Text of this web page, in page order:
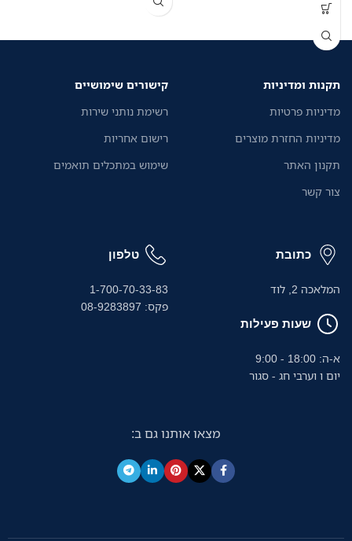
תקנות ומדיניות
מדיניות פרטיות
מדיניות החזרת מוצרים
תקנון האתר
צור קשר
קישורים שימושיים
רשימת נותני שירות
רישום אחריות
שימוש במתכלים תואמים
כתובת
המלאכה 2, לוד
שעות פעילות
א-ה: 18:00 - 9:00
יום ו וערבי חג - סגור
טלפון
1-700-70-33-83
פקס: 08-9283897
מצאו אותנו גם ב: